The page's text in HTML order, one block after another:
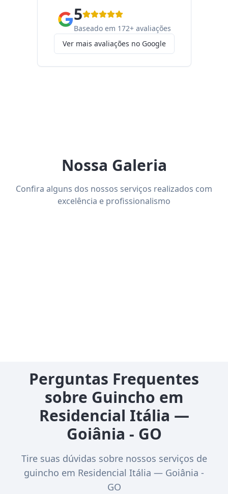
5
Baseado em 172+ avaliações
Ver mais avaliações no Google
Nossa Galeria
Confira alguns dos nossos serviços realizados com
excelência e profissionalismo
Perguntas Frequentes
sobre Guincho em
Residencial Itália —
Goiânia - GO
Tire suas dúvidas sobre nossos serviços de
guincho em Residencial Itália — Goiânia -
GO